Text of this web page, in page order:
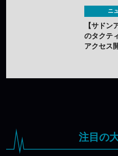
ニ
【サドン
のタクテ
アクセス
注目の